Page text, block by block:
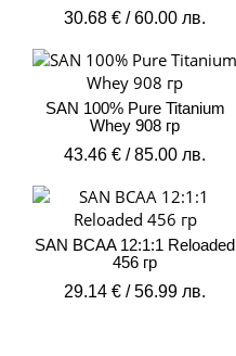
30.68 € / 60.00 лв.
SAN 100% Pure Titanium
Whey 908 гр
43.46 € / 85.00 лв.
SAN BCAA 12:1:1 Reloaded
456 гр
29.14 € / 56.99 лв.